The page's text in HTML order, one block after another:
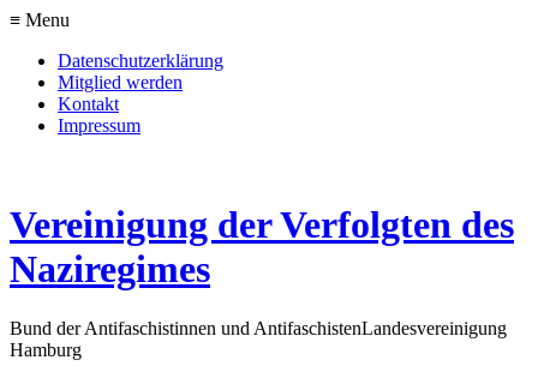
≡ Menu
Datenschutzerklärung
Mitglied werden
Kontakt
Impressum
Vereinigung der Verfolgten des
Naziregimes
Bund der Antifaschistinnen und AntifaschistenLandesvereinigung
Hamburg